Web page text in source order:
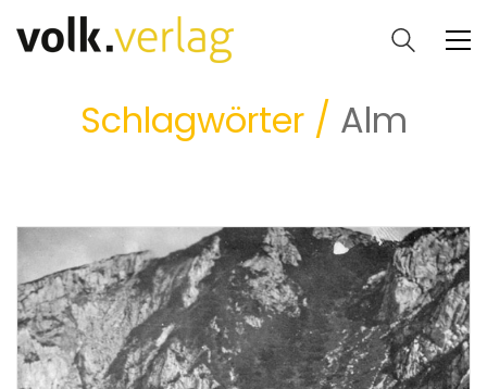
Schlagwörter / Alm